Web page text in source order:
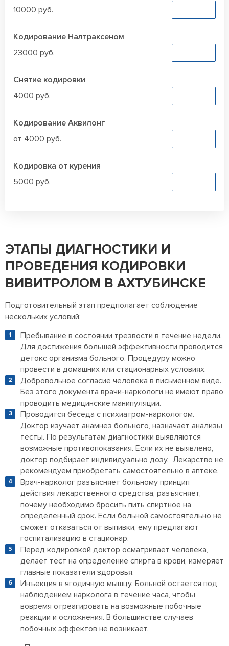
10000 руб.
Кодирование Налтраксеном
23000 руб.
Снятие кодировки
4000 руб.
Кодирование Аквилонг
от 4000 руб.
Кодировка от курения
5000 руб.
ЭТАПЫ ДИАГНОСТИКИ И
ПРОВЕДЕНИЯ КОДИРОВКИ
ВИВИТРОЛОМ В АХТУБИНСКЕ
Подготовительный этап предполагает соблюдение
нескольких условий:
Пребывание в состоянии трезвости в течение недели.
Для достижения большей эффективности проводится
детокс организма больного. Процедуру можно
провести в домашних или стационарных условиях.
Добровольное согласие человека в письменном виде.
Без этого документа врачи-наркологи не имеют право
проводить медицинские манипуляции.
Проводится беседа с психиатром-наркологом.
Доктор изучает анамнез больного, назначает анализы,
тесты. По результатам диагностики выявляются
возможные противопоказания. Если их не выявлено,
доктор подбирает индивидуально дозу. Лекарство не
рекомендуем приобретать самостоятельно в аптеке.
Врач-нарколог разъясняет больному принцип
действия лекарственного средства, разъясняет,
почему необходимо бросить пить спиртное на
определенный срок. Если больной самостоятельно не
сможет отказаться от выпивки, ему предлагают
госпитализацию в стационар.
Перед кодировкой доктор осматривает человека,
делает тест на определение спирта в крови, измеряет
главные показатели здоровья.
Инъекция в ягодичную мышцу. Больной остается под
наблюдением нарколога в течение часа, чтобы
вовремя отреагировать на возможные побочные
реакции и осложнения. В большинстве случаев
побочных эффектов не возникает.